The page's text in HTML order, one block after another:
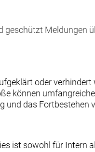
Meldungen
oder verhindert
können
das Fortbestehen
ist sowohl für Intern